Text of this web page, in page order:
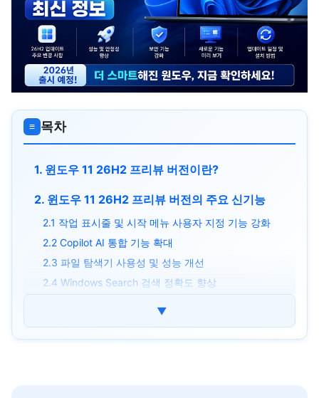
≡ 목차
1. 윈도우 11 26H2 프리뷰 버전이란?
2. 윈도우 11 26H2 프리뷰 버전의 주요 신기능
2.1 작업 표시줄 및 시작 메뉴 사용자 지정 기능 강화
2.2 Copilot AI 통합 기능 확대
2.3 파일 탐색기 사용성 및 성능 개선
2.4 Windows Search 검색 정확도 향상
3. 윈도우 11 26H2 프리뷰 버전 설치 방법
▼